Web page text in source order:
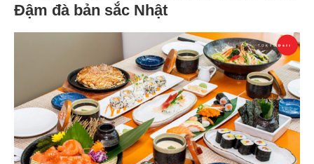
Đậm đà bản sắc Nhật